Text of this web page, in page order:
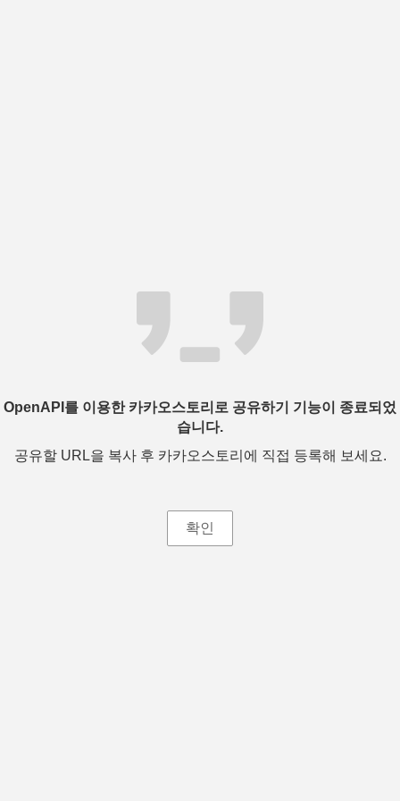
OpenAPI를 이용한 카카오스토리로 공유하기 기능이 종료되었
습니다.
공유할 URL을 복사 후 카카오스토리에 직접 등록해 보세요.
확인